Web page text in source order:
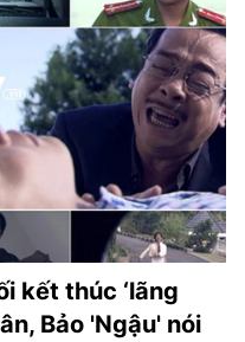
kết thúc ‘lãng
Bảo 'Ngậu' nói